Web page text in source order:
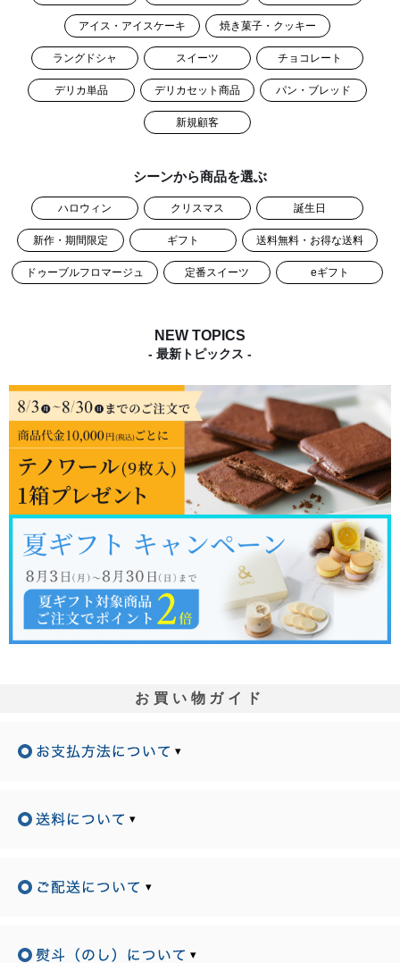
アイス・アイスケーキ 焼き菓子・クッキー
ラングドシャ スイーツ チョコレート
デリカ単品 デリカセット商品 パン・ブレッド
新規顧客
シーンから商品を選ぶ
ハロウィン クリスマス 誕生日
新作・期間限定 ギフト 送料無料・お得な送料
ドゥーブルフロマージュ 定番スイーツ eギフト
NEW TOPICS
- 最新トピックス -
お買い物ガイド
▾
▾
▾
▾